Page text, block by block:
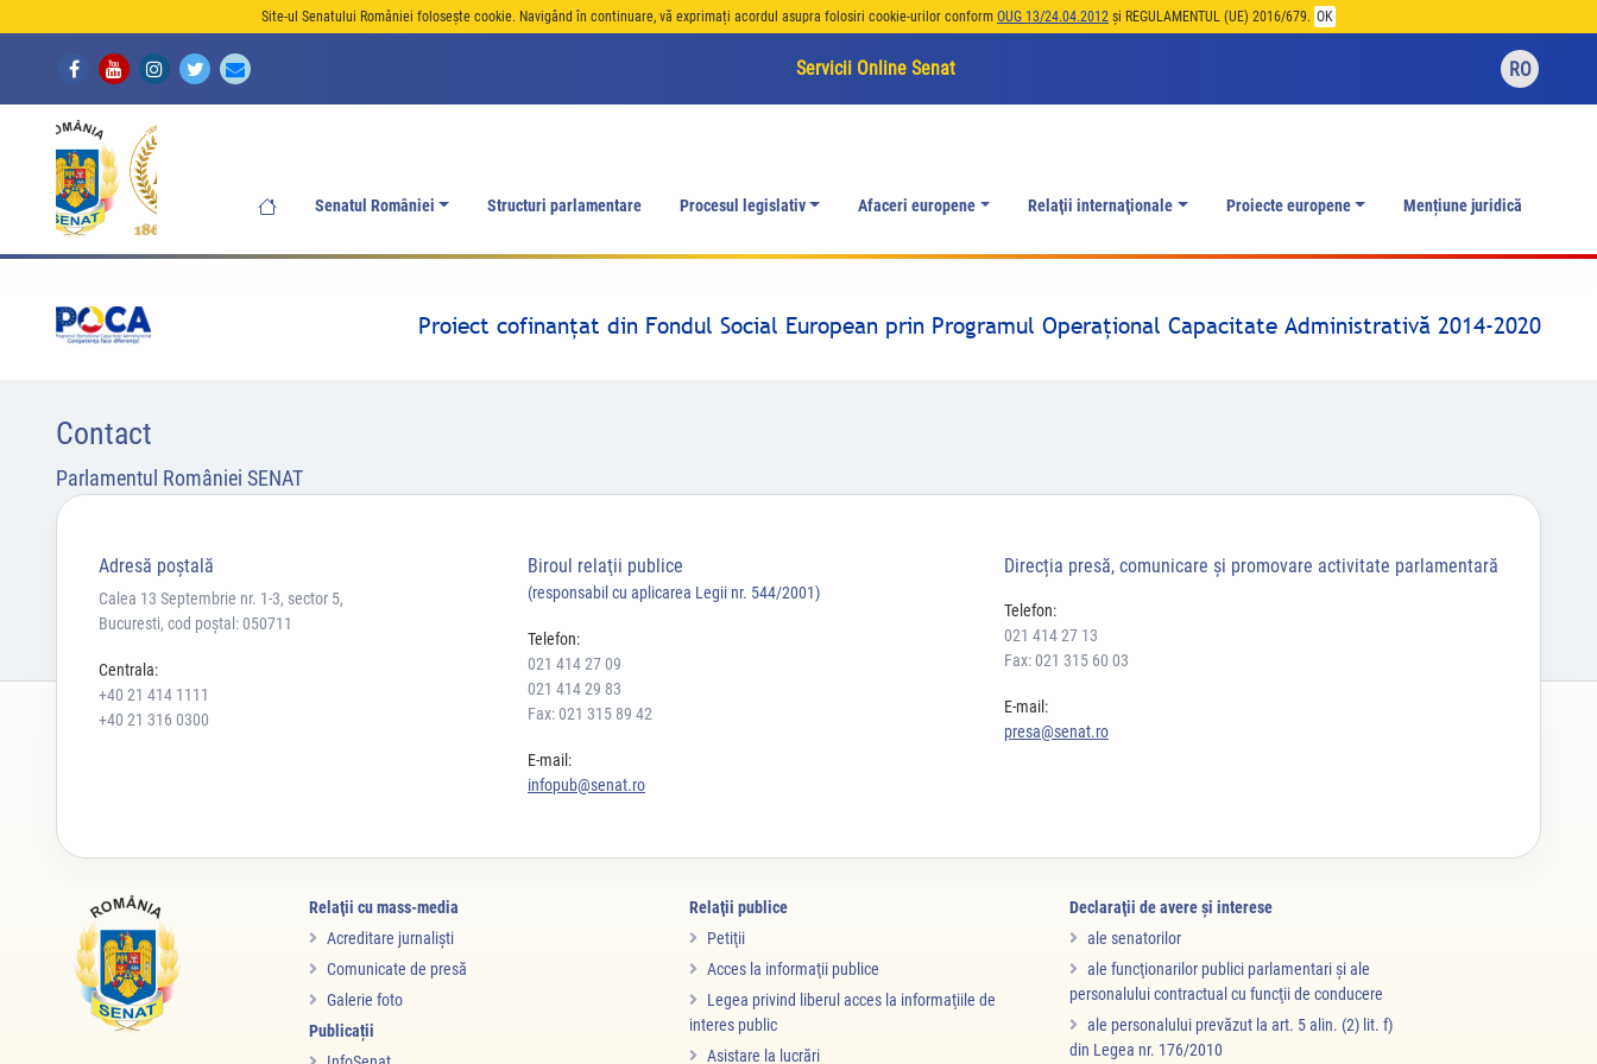
Site-ul Senatului României folosește cookie. Navigând în continuare, vă exprimați acordul asupra folosiri cookie-urilor conform OUG 13/24.04.2012 și REGULAMENTUL (UE) 2016/679. OK
Servicii Online Senat RO
Senatul României Structuri parlamentare Procesul legislativ Afaceri europene Relaţii internaţionale Proiecte europene Mențiune juridică
Proiect cofinanţat din Fondul Social European prin Programul Operaţional Capacitate Administrativă 2014-2020
Contact
Parlamentul României SENAT
Adresă poştală
Calea 13 Septembrie nr. 1-3, sector 5,
Bucuresti, cod poștal: 050711
Centrala:
+40 21 414 1111
+40 21 316 0300
Biroul relaţii publice
(responsabil cu aplicarea Legii nr. 544/2001)
Telefon:
021 414 27 09
021 414 29 83
Fax: 021 315 89 42
E-mail:
infopub@senat.ro
Direcția presă, comunicare și promovare activitate parlamentară
Telefon:
021 414 27 13
Fax: 021 315 60 03
E-mail:
presa@senat.ro
Relaţii cu mass-media
Acreditare jurnalişti
Comunicate de presă
Galerie foto
Publicații
Relaţii publice
Petiţii
Acces la informaţii publice
Legea privind liberul acces la informaţiile de
interes public
Asistare la lucrări
Declaraţii de avere şi interese
ale senatorilor
ale funcţionarilor publici parlamentari şi ale
personalului contractual cu funcţii de conducere
ale personalului prevăzut la art. 5 alin. (2) lit. f)
din Legea nr. 176/2010